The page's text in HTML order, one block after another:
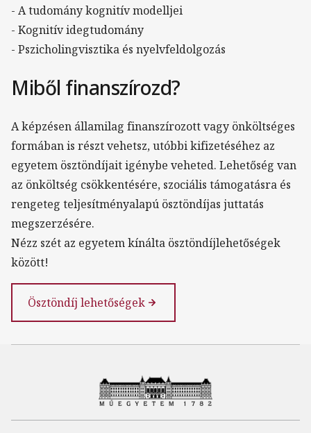
- A tudomány kognitív modelljei
- Kognitív idegtudomány
- Pszicholingvisztika és nyelvfeldolgozás
Miből finanszírozd?
A képzésen államilag finanszírozott vagy önköltséges
formában is részt vehetsz, utóbbi kifizetéséhez az
egyetem ösztöndíjait igénybe veheted. Lehetőség van
az önköltség csökkentésére, szociális támogatásra és
rengeteg teljesítményalapú ösztöndíjas juttatás
megszerzésére.
Nézz szét az egyetem kínálta ösztöndíjlehetőségek
között!
Ösztöndíj lehetőségek